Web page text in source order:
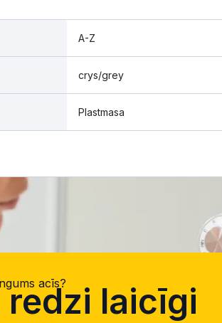
A-Z
crys/grey
Plastmasa
acīs?
redzi laicīgi